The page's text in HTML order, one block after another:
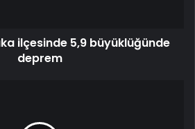
ilçesinde 5,9 büyüklüğünde
deprem